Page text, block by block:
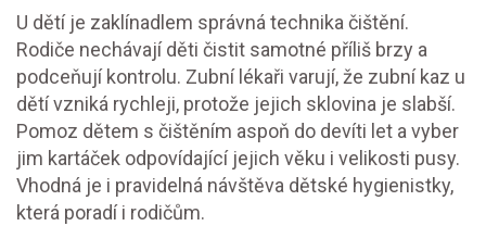
U dětí je zaklínadlem správná technika čištění.
Rodiče nechávají děti čistit samotné příliš brzy a
podceňují kontrolu. Zubní lékaři varují, že zubní kaz u
dětí vzniká rychleji, protože jejich sklovina je slabší.
Pomoz dětem s čištěním aspoň do devíti let a vyber
jim kartáček odpovídající jejich věku i velikosti pusy.
Vhodná je i pravidelná návštěva dětské hygienistky,
která poradí i rodičům.